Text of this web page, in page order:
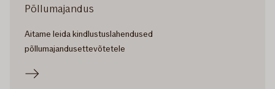
Põllumajandus
Aitame leida kindlustuslahendused
põllumajandusettevõtetele